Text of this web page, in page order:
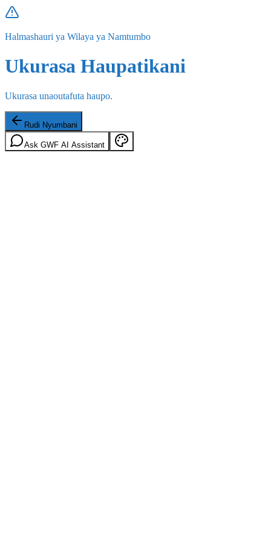
Halmashauri ya Wilaya ya Namtumbo
Ukurasa Haupatikani
Ukurasa unaoutafuta haupo.
Rudi Nyumbani
Ask GWF AI Assistant